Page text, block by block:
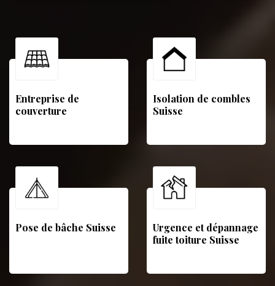
Entreprise de
couverture
Isolation de combles
Suisse
Pose de bâche Suisse
Urgence et dépannage
fuite toiture Suisse